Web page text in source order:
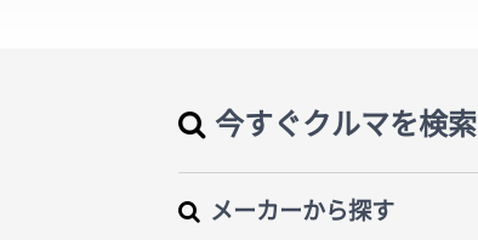
今すぐクルマを検索
メーカーから探す